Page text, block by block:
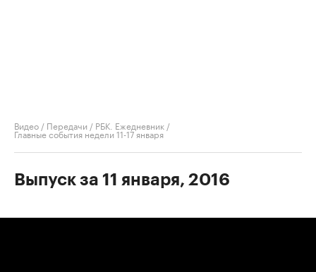
Видео / Передачи / РБК. Ежедневник /
Главные события недели 11-17 января
Выпуск за 11 января, 2016